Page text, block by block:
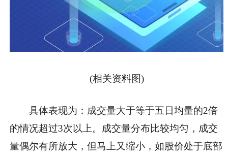
(相关资料图)
具体表现为：成交量大于等于五日均量的2倍
的情况超过3次以上。成交量分布比较均匀，成交
量偶尔有所放大，但马上又缩小，如股价处于底部